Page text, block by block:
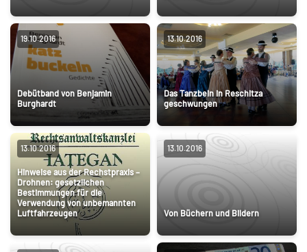
19.10.2016
Debütband von Benjamin
Burghardt
13.10.2016
Das Tanzbein in Reschitza
geschwungen
13.10.2016
Hinweise aus der Rechstpraxis –
Drohnen: gesetzlichen
Bestimmungen für die
Verwendung von unbemannten
Luftfahrzeugen
13.10.2016
Von Büchern und Bildern